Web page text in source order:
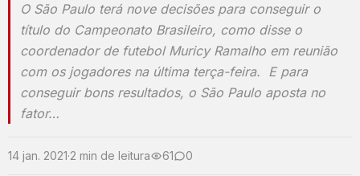
O São Paulo terá nove decisões para conseguir o
título do Campeonato Brasileiro, como disse o
coordenador de futebol Muricy Ramalho em reunião
com os jogadores na última terça-feira. E para
conseguir bons resultados, o São Paulo aposta no
fator…
14 jan. 2021·2 min de leitura 61 0